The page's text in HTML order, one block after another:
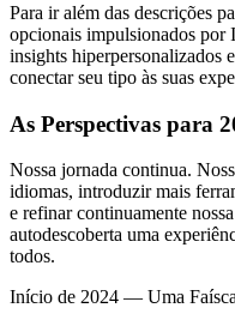
Para ir além das descrições
opcionais impulsionados por
insights hiperpersonalizados
conectar seu tipo às suas
As Perspectivas para
Nossa jornada continua.
idiomas, introduzir mais
e refinar continuamente
autodescoberta uma
todos.
Início de 2024 — Uma